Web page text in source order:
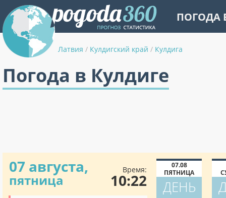
ПОГОДА
Латвия / Кулдигский край / Кулдига
Погода в Кулдиге
07 августа,
пятница
Время:
10:22
07.08
ПЯТНИЦА
ДЕНЬ